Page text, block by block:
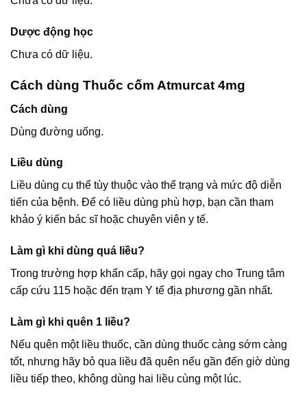
Dược động học
Chưa có dữ liệu.
Cách dùng Thuốc cốm Atmurcat 4mg
Cách dùng
Dùng đường uống.
Liều dùng
Liều dùng cụ thể tùy thuộc vào thể trạng và mức độ diễn
tiến của bệnh. Để có liều dùng phù hợp, bạn cần tham
khảo ý kiến bác sĩ hoặc chuyên viên y tế.
Làm gì khi dùng quá liều?
Trong trường hợp khẩn cấp, hãy gọi ngay cho Trung tâm
cấp cứu 115 hoặc đến trạm Y tế địa phương gần nhất.
Làm gì khi quên 1 liều?
Nếu quên một liều thuốc, cần dùng thuốc càng sớm càng
tốt, nhưng hãy bỏ qua liều đã quên nếu gần đến giờ dùng
liều tiếp theo, không dùng hai liều cùng một lúc.